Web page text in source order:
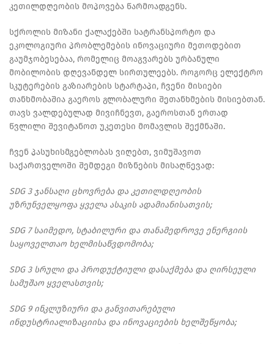
კეთილდღეობის მოპოვება წარმოადგენს.
სქროლის მიზანი ქალაქებში სატრანსპორტო და
ეკოლოგიური პრობლემების ინოვაციური მეთოდებით
გაუმჯობესებაა, რომელიც მოაგვარებს ურბანული
მობილობის დღევანდელ სირთულეებს. როგორც ელექტრო
სკუტერების გაზიარების სტარტაპი, ჩვენი მისიები
თანხმობაშია გაეროს გლობალური შეთანხმების მისიებთან.
თავს ვალდებულად მივიჩნევთ, გაეროსთან ერთად
წვლილი შევიტანოთ უკეთესი მომავლის შექმნაში.
ჩვენ პასუხისმგებლობას ვიღებთ, ვიმუშავოთ
საქართველოში შემდეგი მიზნების მისაღწევად:
SDG 3 ჯანსაღი ცხოვრება და კეთილდღეობის
უზრუნველყოფა ყველა ასაკის ადამიანისათვის;
SDG 7 საიმედო, სტაბილური და თანამედროვე ენერგიის
საყოველთაო ხელმისაწვდომობა;
SDG 3 სრული და პროდუქტიული დასაქმება და ღირსეული
სამუშაო ყველასთვის;
SDG 9 ინკლუზიური და განვითარებული
ინდუსტრიალიზაციისა და ინოვაციების ხელშეწყობა;